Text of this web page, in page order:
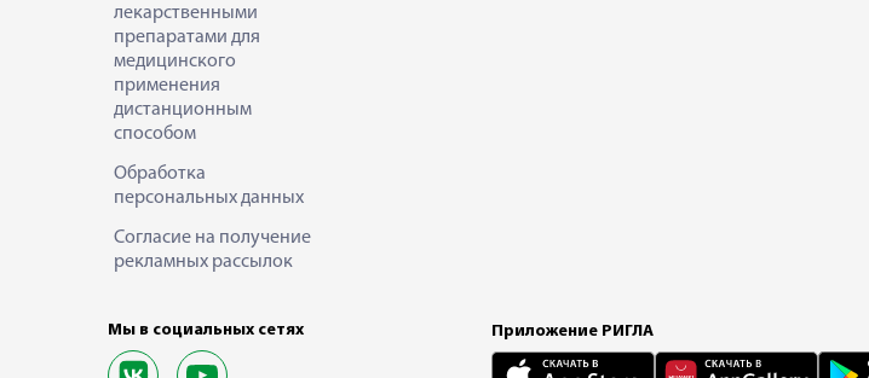
лекарственными
препаратами для
медицинского
применения
дистанционным
способом
Обработка
персональных данных
Согласие на получение
рекламных рассылок
Мы в социальных сетях Приложение РИГЛА